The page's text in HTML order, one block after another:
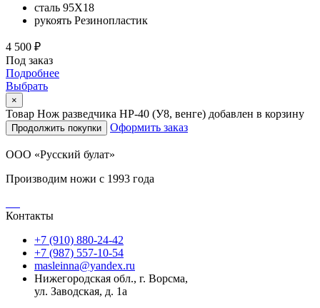
сталь 95Х18
рукоять Резинопластик
4 500 ₽
Под заказ
Подробнее
Выбрать
×
Товар Нож разведчика HP-40 (У8, венге) добавлен в корзину
Продолжить покупки Оформить заказ
ООО «Русский булат»
Производим ножи с 1993 года
Контакты
+7 (910) 880-24-42
+7 (987) 557-10-54
masleinna@yandex.ru
Нижегородская обл., г. Ворсма,
ул. Заводская, д. 1а